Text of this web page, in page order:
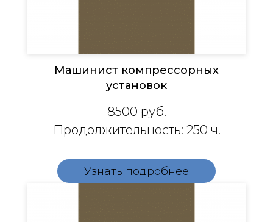
Машинист компрессорных
установок​​​​​​​​​​​​​
8500 руб.
Продолжительность: 250 ч.
Узнать подробнее